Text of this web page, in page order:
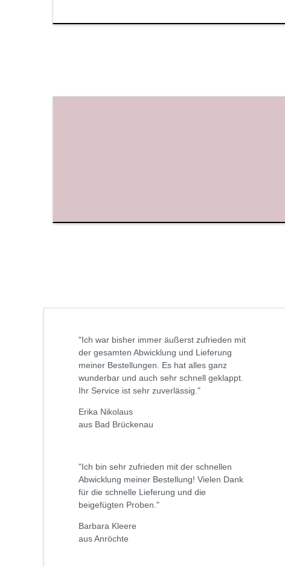
"Ich war bisher immer äußerst zufrieden mit
der gesamten Abwicklung und Lieferung
meiner Bestellungen. Es hat alles ganz
wunderbar und auch sehr schnell geklappt.
Ihr Service ist sehr zuverlässig."
Erika Nikolaus
aus Bad Brückenau
"Ich bin sehr zufrieden mit der schnellen
Abwicklung meiner Bestellung! Vielen Dank
für die schnelle Lieferung und die
beigefügten Proben."
Barbara Kleere
aus Anröchte